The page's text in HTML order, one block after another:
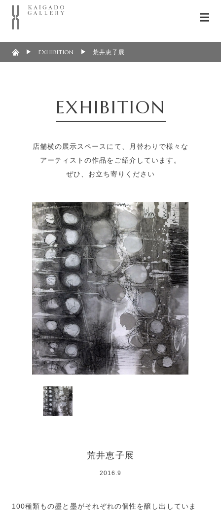
EXHIBITION 荒井恵子展
EXHIBITION
店舗横の展示スペースにて、月替わりで様々な
アーティストの作品をご紹介しています。
ぜひ、お立ち寄りください
荒井恵子展
2016.9
100種類もの墨と墨がそれぞれの個性を醸し出していま